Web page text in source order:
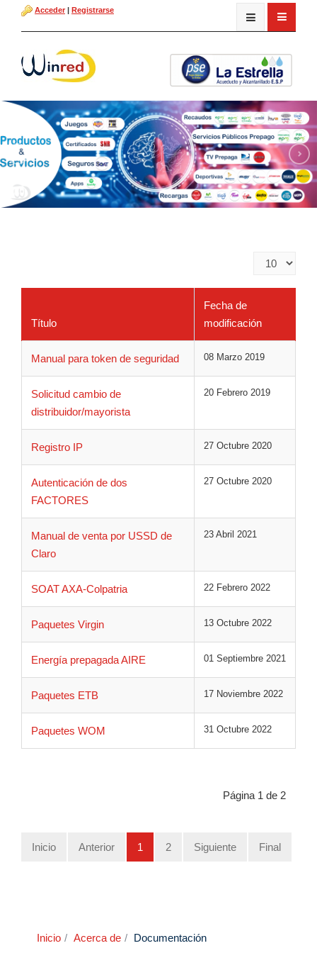
Acceder | Registrarse
Cantidad
Título
Fecha de
modificación
Manual para token de seguridad 08 Marzo 2019
Solicitud cambio de
distribuidor/mayorista
20 Febrero 2019
Registro IP 27 Octubre 2020
Autenticación de dos
FACTORES
27 Octubre 2020
Manual de venta por USSD de
Claro
23 Abril 2021
SOAT AXA-Colpatria 22 Febrero 2022
Paquetes Virgin 13 Octubre 2022
Energía prepagada AIRE 01 Septiembre 2021
Paquetes ETB 17 Noviembre 2022
Paquetes WOM 31 Octubre 2022
Página 1 de 2
Inicio Anterior 1 2 Siguiente Final
Inicio Acerca de Documentación